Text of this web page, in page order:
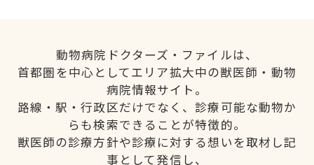
動物病院ドクターズ・ファイルは、
首都圏を中心としてエリア拡大中の獣医師・動物
病院情報サイト。
路線・駅・行政区だけでなく、診療可能な動物か
らも検索できることが特徴的。
獣医師の診療方針や診療に対する想いを取材し記
事として発信し、